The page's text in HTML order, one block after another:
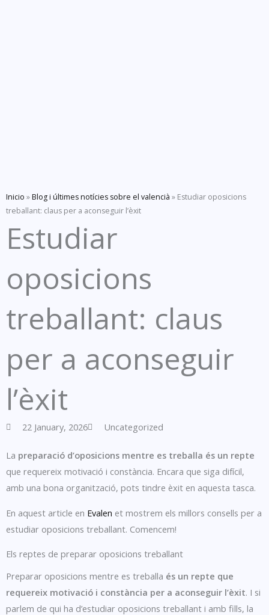
Inicio »Blog i últimes notícies sobre el valencià » Estudiar oposicions
treballant: claus per a aconseguir l’èxit
Estudiar
oposicions
treballant: claus
per a aconseguir
l’èxit
22 January, 2026 Uncategorized
La preparació d’oposicions mentre es treballa és un repte
que requereix motivació i constància. Encara que siga difícil,
amb una bona organització, pots tindre èxit en aquesta tasca.
En aquest article en Evalen et mostrem els millors consells per a
estudiar oposicions treballant. Comencem!
Els reptes de preparar oposicions treballant
Preparar oposicions mentre es treballa és un repte que
requereix motivació i constància per a aconseguir l’èxit. I si
parlem de qui ha d’estudiar oposicions treballant i amb fills, la